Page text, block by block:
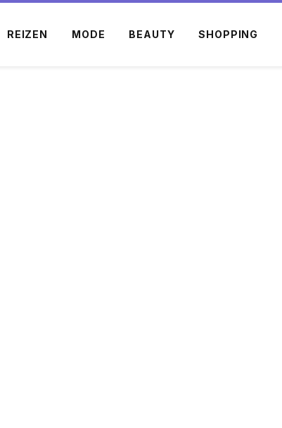
REIZEN MODE BEAUTY SHOPPING